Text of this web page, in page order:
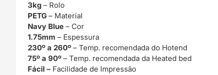
3kg – Rolo
PETG– Material
Navy Blue– Cor
1.75mm– Espessura
230º a 260º– Temp. recomendada do Hotend
75º a 90º– Temp. recomendada da Heated bed
Fácil – Facilidade de Impressão